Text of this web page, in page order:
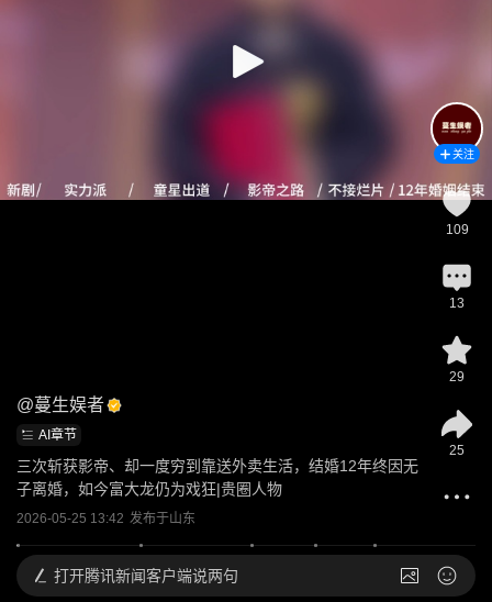
@蔓生娱者
AI章节
三次斩获影帝、却一度穷到靠送外卖生活，结婚12年终因无
子离婚，如今富大龙仍为戏狂|贵圈人物
2026-05-25 13:42 发布于山东
关注
109
13
29
25
打开腾讯新闻客户端说两句